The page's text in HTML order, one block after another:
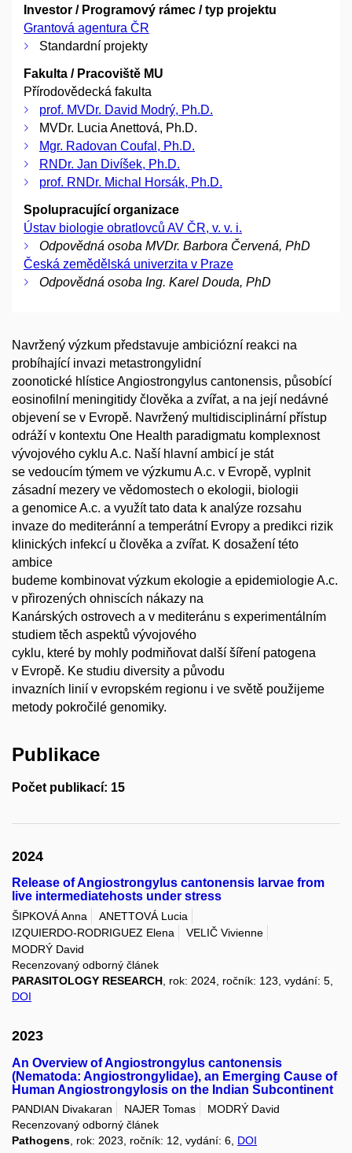
Investor / Programový rámec / typ projektu
Grantová agentura ČR
Standardní projekty
Fakulta / Pracoviště MU
Přírodovědecká fakulta
prof. MVDr. David Modrý, Ph.D.
MVDr. Lucia Anettová, Ph.D.
Mgr. Radovan Coufal, Ph.D.
RNDr. Jan Divíšek, Ph.D.
prof. RNDr. Michal Horsák, Ph.D.
Spolupracující organizace
Ústav biologie obratlovců AV ČR, v. v. i.
Odpovědná osoba MVDr. Barbora Červená, PhD
Česká zemědělská univerzita v Praze
Odpovědná osoba Ing. Karel Douda, PhD
Navržený výzkum představuje ambiciózní reakci na
probíhající invazi metastrongylidní
zoonotické hlístice Angiostrongylus cantonensis, působící
eosinofilní meningitidy člověka a zvířat, a na její nedávné
objevení se v Evropě. Navržený multidisciplinární přístup
odráží v kontextu One Health paradigmatu komplexnost
vývojového cyklu A.c. Naší hlavní ambicí je stát
se vedoucím týmem ve výzkumu A.c. v Evropě, vyplnit
zásadní mezery ve vědomostech o ekologii, biologii
a genomice A.c. a využít tato data k analýze rozsahu
invaze do mediteránní a temperátní Evropy a predikci rizik
klinických infekcí u člověka a zvířat. K dosažení této
ambice
budeme kombinovat výzkum ekologie a epidemiologie A.c.
v přirozených ohniscích nákazy na
Kanárských ostrovech a v mediteránu s experimentálním
studiem těch aspektů vývojového
cyklu, které by mohly podmiňovat další šíření patogena
v Evropě. Ke studiu diversity a původu
invazních linií v evropském regionu i ve světě použijeme
metody pokročilé genomiky.
Publikace
Počet publikací: 15
2024
Release of Angiostrongylus cantonensis larvae from
live intermediatehosts under stress
ŠIPKOVÁ Anna
ANETTOVÁ Lucia
IZQUIERDO-RODRIGUEZ Elena
VELIČ Vivienne
MODRÝ David
Recenzovaný odborný článek
PARASITOLOGY RESEARCH , rok: 2024, ročník: 123, vydání: 5,
DOI
2023
An Overview of Angiostrongylus cantonensis
(Nematoda: Angiostrongylidae), an Emerging Cause of
Human Angiostrongylosis on the Indian Subcontinent
PANDIAN Divakaran NAJER Tomas
MODRÝ David
Recenzovaný odborný článek
Pathogens , rok: 2023, ročník: 12, vydání: 6, DOI